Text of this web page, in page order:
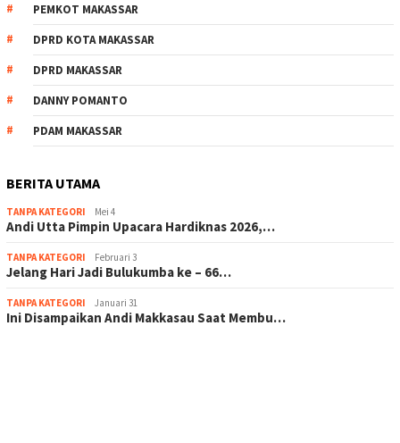
PEMKOT MAKASSAR
DPRD KOTA MAKASSAR
DPRD MAKASSAR
DANNY POMANTO
PDAM MAKASSAR
BERITA UTAMA
TANPA KATEGORI Mei 4
Andi Utta Pimpin Upacara Hardiknas 2026,…
TANPA KATEGORI Februari 3
Jelang Hari Jadi Bulukumba ke – 66…
TANPA KATEGORI Januari 31
Ini Disampaikan Andi Makkasau Saat Membu…